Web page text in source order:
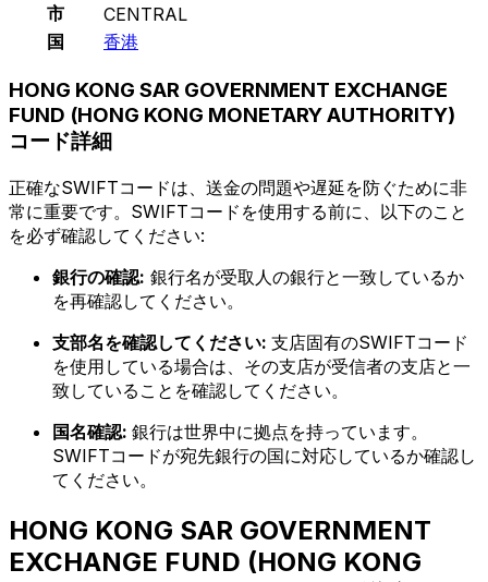
市
CENTRAL
国
香港
HONG KONG SAR GOVERNMENT EXCHANGE
FUND (HONG KONG MONETARY AUTHORITY)
コード詳細
正確なSWIFTコードは、送金の問題や遅延を防ぐために非
常に重要です。SWIFTコードを使用する前に、以下のこと
を必ず確認してください:
銀行の確認: 銀行名が受取人の銀行と一致しているか
を再確認してください。
支部名を確認してください: 支店固有のSWIFTコード
を使用している場合は、その支店が受信者の支店と一
致していることを確認してください。
国名確認: 銀行は世界中に拠点を持っています。
SWIFTコードが宛先銀行の国に対応しているか確認し
てください。
HONG KONG SAR GOVERNMENT
EXCHANGE FUND (HONG KONG